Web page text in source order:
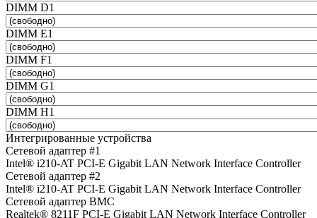
DIMM D1
DIMM E1
DIMM F1
DIMM G1
DIMM H1
Интегрированные устройства
Сетевой адаптер #1
Intel® i210-AT PCI-E Gigabit LAN Network Interface Controller
Сетевой адаптер #2
Intel® i210-AT PCI-E Gigabit LAN Network Interface Controller
Сетевой адаптер BMC
Realtek® 8211F PCI-E Gigabit LAN Network Interface Controller